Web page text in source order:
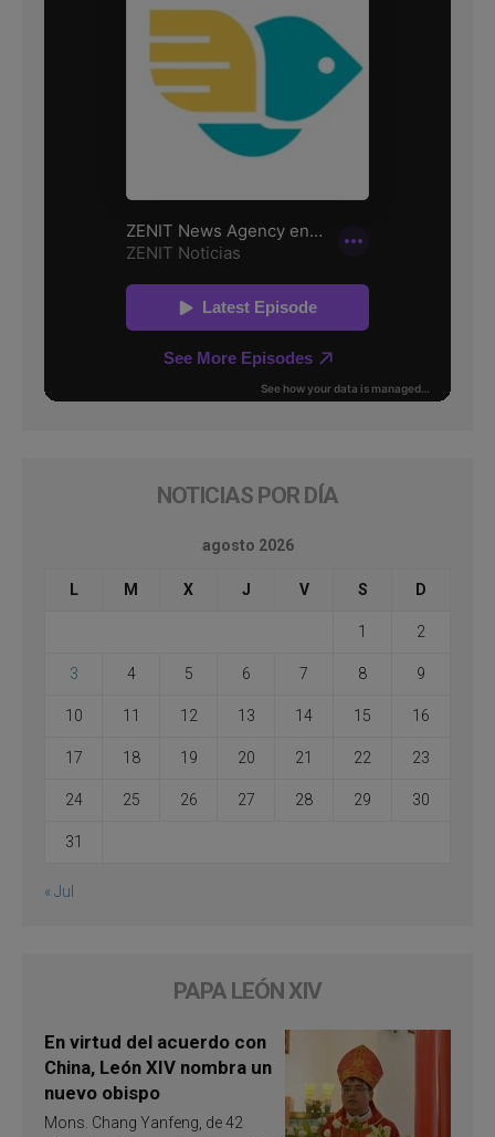
NOTICIAS POR DÍA
agosto 2026
L M X J V S D
1 2
3 4 5 6 7 8 9
10 11 12 13 14 15 16
17 18 19 20 21 22 23
24 25 26 27 28 29 30
31
« Jul
PAPA LEÓN XIV
En virtud del acuerdo con
China, León XIV nombra un
nuevo obispo
Mons. Chang Yanfeng, de 42